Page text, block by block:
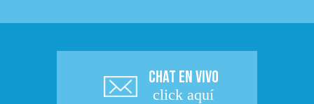
CHAT EN VIVO
click aquí